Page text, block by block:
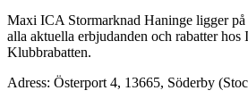
Maxi ICA Stormarknad Haninge ligger på
alla aktuella erbjudanden och rabatter
Klubbrabatten.
Adress: Österport 4, 13665, Söderby